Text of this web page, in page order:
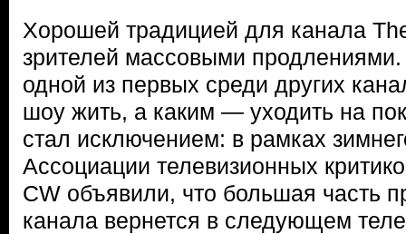
Хорошей традицией для канала
зрителей массовыми продлениями.
одной из первых среди других
шоу жить, а каким — уходить на
стал исключением: в рамках
Ассоциации телевизионных
CW объявили, что большая часть
канала вернется в следующем